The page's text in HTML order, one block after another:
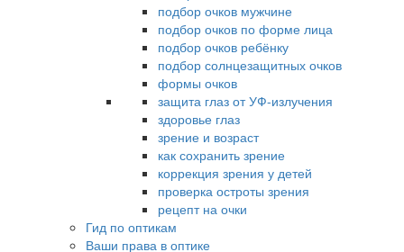
подбор очков мужчине
подбор очков по форме лица
подбор очков ребёнку
подбор солнцезащитных очков
формы очков
защита глаз от УФ-излучения
здоровье глаз
зрение и возраст
как сохранить зрение
коррекция зрения у детей
проверка остроты зрения
рецепт на очки
Гид по оптикам
Ваши права в оптике